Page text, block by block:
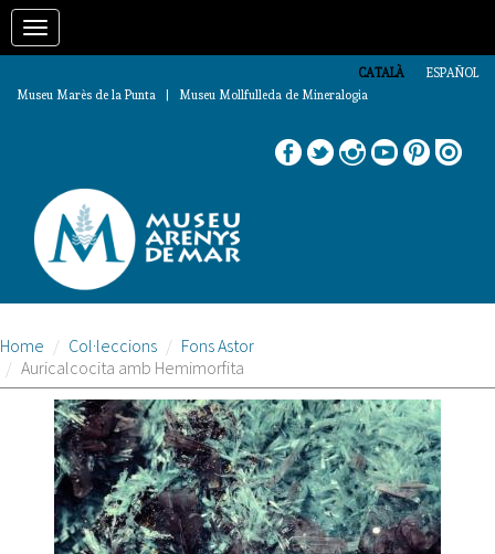
Vés
contingutToggle
ESPAÑOL
CATALÀ
Museu Marès de la Punta | Museu Mollfulleda de Mineralogia
Home Col·leccions
Fons Astor
Auricalcocita amb Hemimorfita